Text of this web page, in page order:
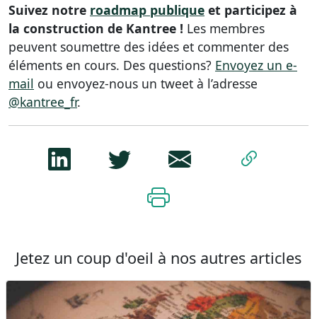
Suivez notre roadmap publique et participez à
la construction de Kantree ! Les membres
peuvent soumettre des idées et commenter des
éléments en cours. Des questions? Envoyez un e-
mail ou envoyez-nous un tweet à l’adresse
@kantree_fr.
Jetez un coup d'oeil à nos autres articles